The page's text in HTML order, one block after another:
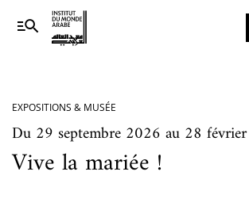
EXPOSITIONS & MUSÉE
Du 29 septembre 2026 au 28
Vive la mariée !